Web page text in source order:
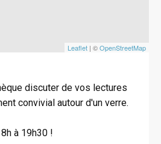
Leaflet | ©OpenStreetMap
discuter de vos lectures
convivial autour d'un verre.
à 19h30 !